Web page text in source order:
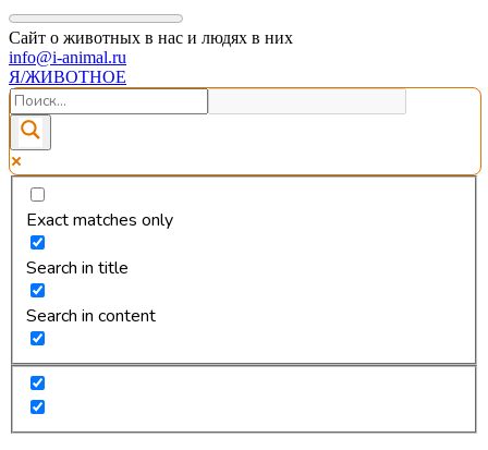
Сайт о животных в нас и людях в них
info@i-animal.ru
Я/ЖИВОТНОЕ
Exact matches only
Search in title
Search in content